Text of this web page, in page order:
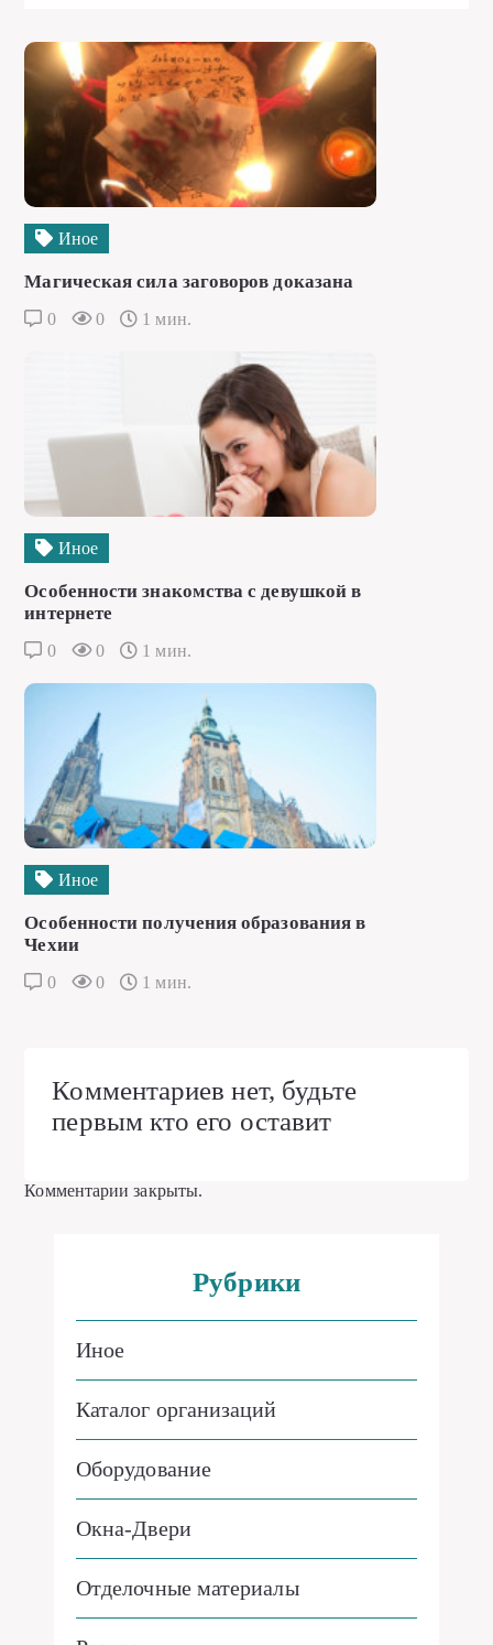
Иное
Магическая сила заговоров доказана
0 0 1 мин.
Иное
Особенности знакомства с девушкой в
интернете
0 0 1 мин.
Иное
Особенности получения образования в
Чехии
0 0 1 мин.
Комментариев нет, будьте
первым кто его оставит
Комментарии закрыты.
Рубрики
Иное
Каталог организаций
Оборудование
Окна-Двери
Отделочные материалы